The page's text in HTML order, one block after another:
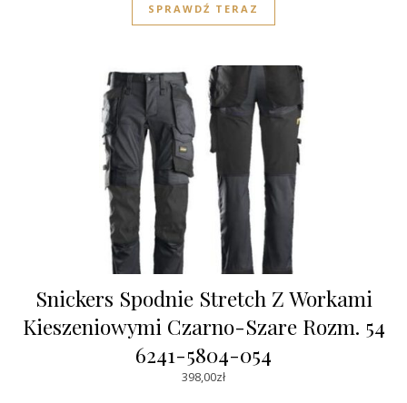
SPRAWDŹ TERAZ
Snickers Spodnie Stretch Z Workami
Kieszeniowymi Czarno-Szare Rozm. 54
6241-5804-054
398,00zł